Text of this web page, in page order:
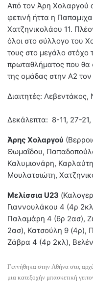
Από τον Άρη Χολαργού
φετινή ήττα η
Χατζηνικολάου 11.
όλοι στο σύλλογο του
τους στο μεγάλο στόχο
πρωταθλήματος που θα
της ομάδας στην Α2
Διαιτητές:
Δεκάλεπτα: 8-11, 27-
Άρης Χολαργού
Θωμαΐδου,
Καλυμιονάρη,
Μουλατσιώτη,
Μελίσσια U23
Γιαννουλάκου 4 (4ρ
Παλαμάρη 4 (6ρ 2ασ),
2ασ), Κατσούλη 9 (4ρ),
Ζάβρα 4 (4ρ 2κλ),
Γεννήθηκα στην Αθήνα στις
μια κατεξοχήν μπασκετική